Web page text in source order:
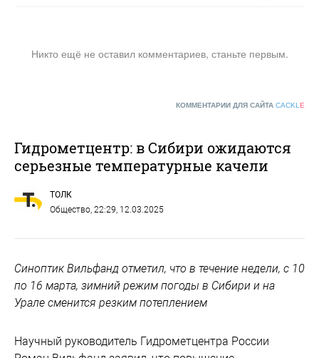
Никто ещё не оставил комментариев, станьте первым.
КОММЕНТАРИИ ДЛЯ САЙТА CACKL E
Гидрометцентр: в Сибири ожидаются
серьезные температурные качели
ТОЛК
Общество, 22:29, 12.03.2025
Синоптик Вильфанд отметил, что в течение недели, с 10
по 16 марта, зимний режим погоды в Сибири и на
Урале сменится резким потеплением
Научный руководитель Гидрометцентра России